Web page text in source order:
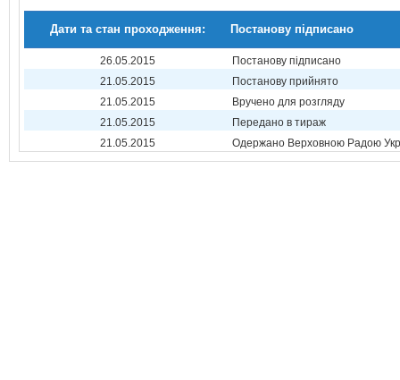
Дати та стан проходження: Постанову підписано
26.05.2015
Постанову підписано
21.05.2015
Постанову прийнято
21.05.2015
Вручено для розгляду
21.05.2015
Передано в тираж
21.05.2015
Одержано Верховною Радою